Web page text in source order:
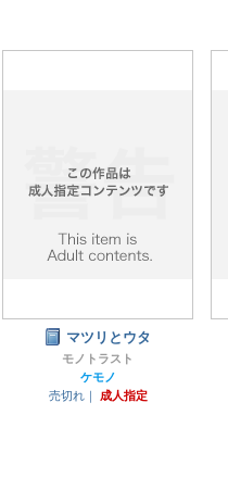
マツリとウタ
モノトラスト
ケモノ
売切れ｜
成人指定